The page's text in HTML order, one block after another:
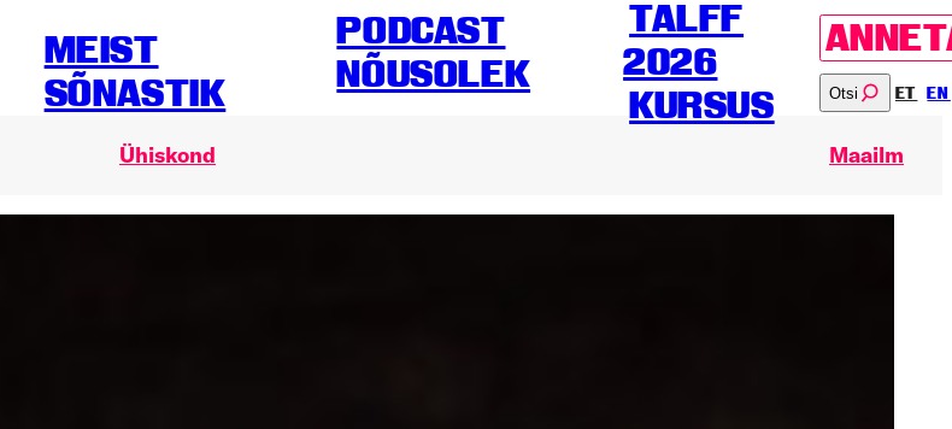
MEIST
SÕNASTIK
PODCAST
NÕUSOLEK
TALFF
2026
KURSUS
Otsi ET EN
Ühiskond Maailm